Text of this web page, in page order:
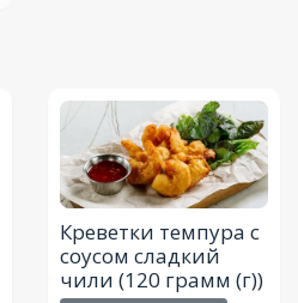
Креветки темпура с
соусом сладкий
чили (120 грамм (г))